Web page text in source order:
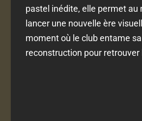
pastel inédite, elle permet au
lancer une nouvelle ère
moment où le club entame sa
reconstruction pour retrouver